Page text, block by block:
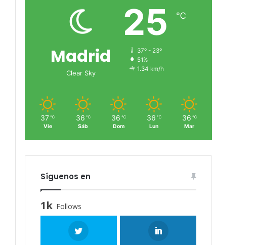
Madrid
Clear Sky
25 ℃
37º - 23º
51%
1.34 km/h
37 ℃
Vie
36 ℃
Sáb
36 ℃
Dom
36 ℃
Lun
36 ℃
Mar
Síguenos en
1k Follows